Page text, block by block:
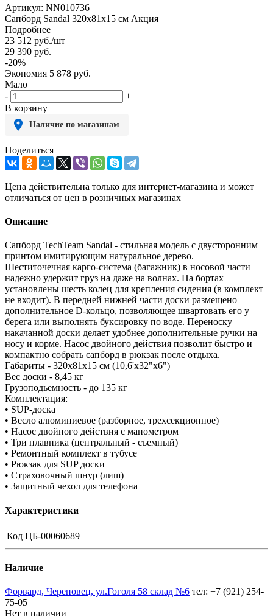
Артикул: NN010736
Сапборд Sandal 320x81x15 см Акция
Подробнее
23 512 руб./шт
29 390 руб.
-20%
Экономия 5 878 руб.
Мало
-
+
В корзину
Наличие по магазинам
Поделиться
Цена действительна только для интернет-магазина и может
отличаться от цен в розничных магазинах
Описание
Сапборд TechTeam Sandal - стильная модель с двусторонним
принтом имитирующим натуральное дерево.
Шеститочечная карго-система (багажник) в носовой части
надежно удержит груз на даже на волнах. На бортах
установлены шесть колец для крепления сидения (в комплект
не входит). В передней нижней части доски размещено
дополнительное D-кольцо, позволяющее швартовать его у
берега или выполнять буксировку по воде. Переноску
накачанной доски делает удобнее дополнительные ручки на
носу и корме. Насос двойного действия позволит быстро и
компактно собрать сапборд в рюкзак после отдыха.
Габариты - 320x81x15 см (10,6'х32"х6")
Вес доски - 8,45 кг
Грузоподьемность - до 135 кг
Комплектация:
• SUP-доска
• Весло алюминиевое (разборное, трехсекционное)
• Насос двойного действия с манометром
• Три плавника (центральный - съемный)
• Ремонтный комплект в тубусе
• Рюкзак для SUP доски
• Страховочный шнур (лиш)
• Защитный чехол для телефона
Характеристики
Код ЦБ-00060689
Наличие
Форвард, Череповец, ул.Гоголя 58 склад №6 тел: +7 (921) 254-
75-05
Нет в наличии